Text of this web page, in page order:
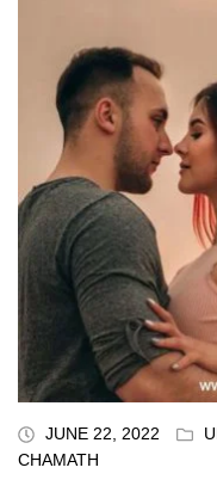
JUNE 22, 2022
CHAMATH